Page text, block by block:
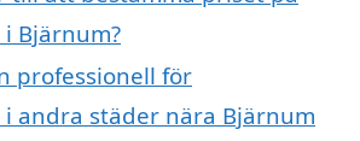
Bjärnum?
professionell för
andra städer nära Bjärnum